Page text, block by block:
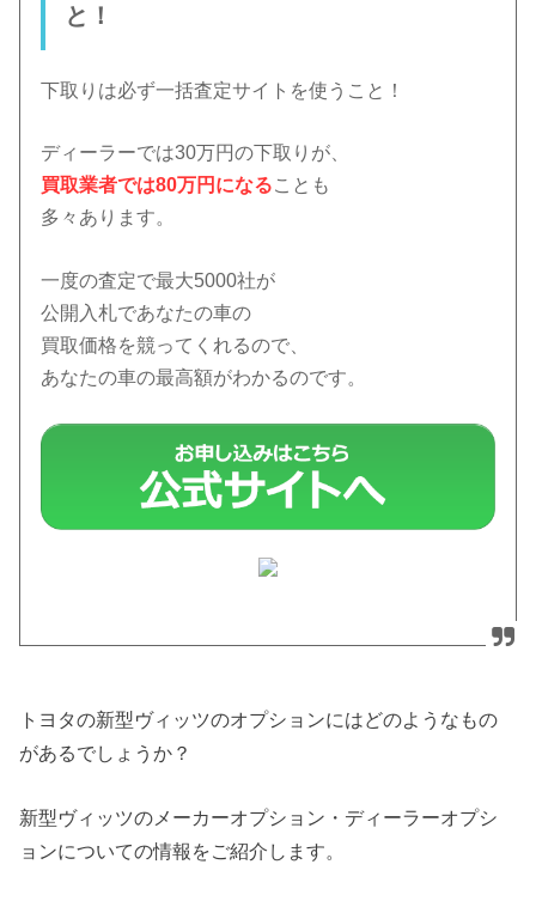
と！
下取りは必ず一括査定サイトを使うこと！
ディーラーでは30万円の下取りが、
買取業者では80万円になることも
多々あります。
一度の査定で最大5000社が
公開入札であなたの車の
買取価格を競ってくれるので、
あなたの車の最高額がわかるのです。
トヨタの新型ヴィッツのオプションにはどのようなもの
があるでしょうか？
新型ヴィッツのメーカーオプション・ディーラーオプシ
ョンについての情報をご紹介します。